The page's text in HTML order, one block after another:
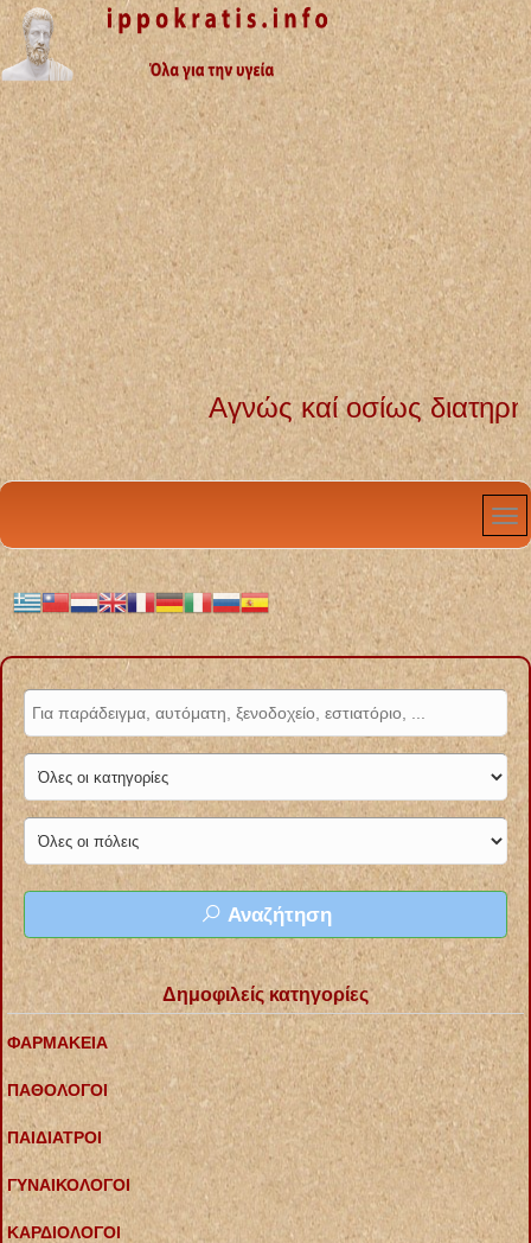
Αγνώς καί οσίως διατηρήσω βίον
Αναζήτηση
Δημοφιλείς κατηγορίες
ΦΑΡΜΑΚΕΙΑ
ΠΑΘΟΛΟΓΟΙ
ΠΑΙΔΙΑΤΡΟΙ
ΓΥΝΑΙΚΟΛΟΓΟΙ
ΚΑΡΔΙΟΛΟΓΟΙ